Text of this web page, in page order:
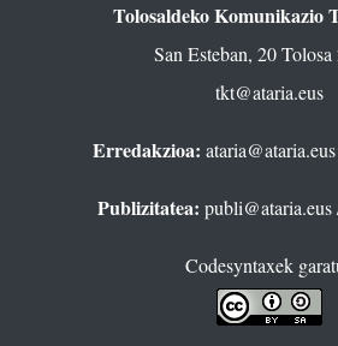
Tolosaldeko Komunikazio
San Esteban, 20
tkt@ataria.eus
Erredakzioa: ataria@ataria.eus
Publizitatea: publi@ataria.eus
Codesyntaxek